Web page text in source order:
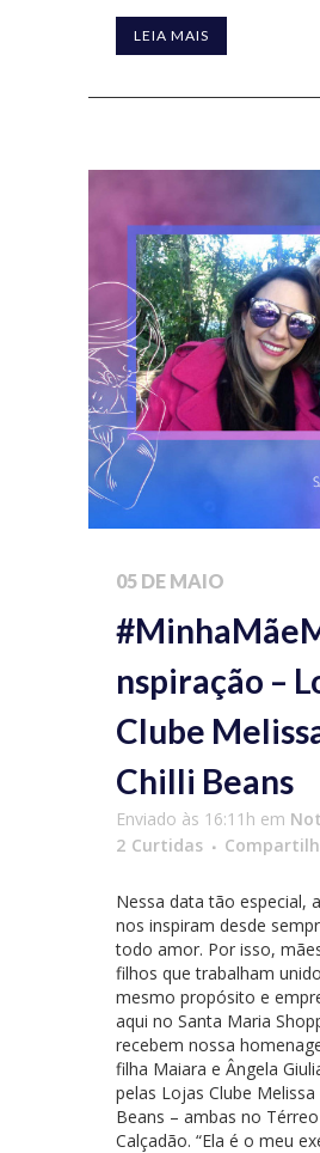
LEIA MAIS
05 DE MAIO
nspiração –
Clube
Chilli Beans
Enviado às 16:11h em
2 Curtidas
Nessa data tão especial,
nos inspiram desde
todo amor. Por isso,
filhos que trabalham
mesmo propósito e
aqui no Santa Maria
recebem nossa
filha Maiara e Ângela
pelas Lojas Clube Melissa
Beans – ambas no
Calçadão. “Ela é o meu